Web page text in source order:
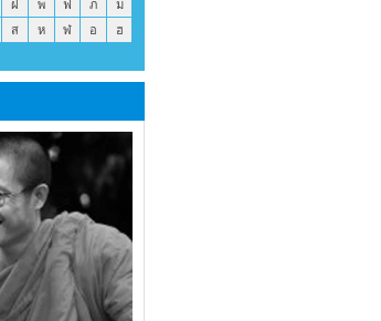
ฝ พ ฟ ภ
ม
ส ห ฬ อ ฮ